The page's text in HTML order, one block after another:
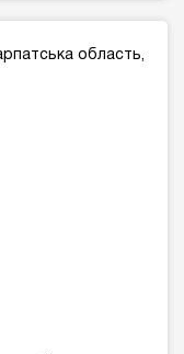
область,